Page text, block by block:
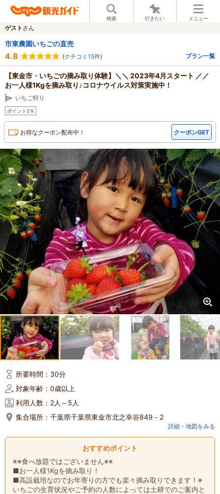
検索 行きたい メニュー
ゲスト さん
市東農園いちごの直売
4.8 (クチコミ15件) プラン一覧
【東金市・いちごの摘み取り体験】＼＼ 2023年4月スタート ／／
お一人様1Kgを摘み取り♪コロナウイルス対策実施中！
いちご狩り
ポイント2％
お得なクーポン配布中！ クーポンGET
所要時間： 30分
対象年齢： 0歳以上
利用人数： 2人～5人
集合場所： 千葉県千葉県東金市北之幸谷849－2
詳細・地図をみる
おすすめポイント
※※食べ放題ではございません※※
■お一人様1Kgを摘み取り！
■高設栽培なのでお年寄りの方でも楽々摘み取りできます！※
いちごの生育状況やご予約の人数によっては土耕でのご案内と